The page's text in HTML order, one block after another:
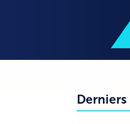
Derniers